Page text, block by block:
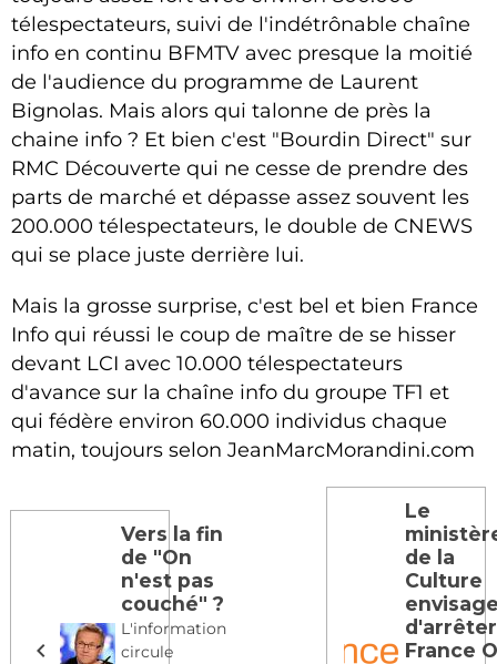
télespectateurs, suivi de l'indétrônable chaîne
info en continu BFMTV avec presque la moitié
de l'audience du programme de Laurent
Bignolas. Mais alors qui talonne de près la
chaine info ? Et bien c'est "Bourdin Direct" sur
RMC Découverte qui ne cesse de prendre des
parts de marché et dépasse assez souvent les
200.000 télespectateurs, le double de CNEWS
qui se place juste derrière lui.
Mais la grosse surprise, c'est bel et bien France
Info qui réussi le coup de maître de se hisser
devant LCI avec 10.000 télespectateurs
d'avance sur la chaîne info du groupe TF1 et
qui fédère environ 60.000 individus chaque
matin, toujours selon JeanMarcMorandini.com
Vers la fin
de "On
n'est pas
couché" ?
L'information
circule
Le
de la
Culture
d'arrêter
France